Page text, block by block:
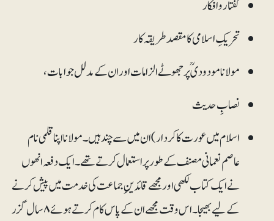
گفتار و افکار
تحریکِ اسلامی کا مقصد طریقہ کار
مولانا مودودیؒ پر جھوٹے الزامات اور ان کے مدلل جوابات،
نصابِ حدیث
اسلام میں عورت کا کردار )ان میں سے چند ہیں۔مولانا اپنا قلمی نام
عاصم نعمانی مصنف کے طور پر استعمال کرتے تھے۔ ایک دفعہ انھوں
نے ایک کتاب لکھی اور مجھے قائدینِ جماعت کی خدمت میں پیش کرنے
کے لیے بھیجا۔ اس وقت مجھے ان کے پاس کام کرتے ہوئے ۸سال گزر